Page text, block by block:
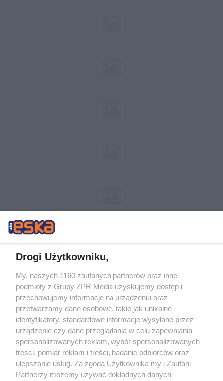
Żaden utwór zamieszczony w serwisie nie może być powielany i
rozpowszechniany lub dalej rozpowszechniany w jakikolwiek sposób (w
tym także elektroniczny lub mechaniczny) na jakimkolwiek polu
eksploatacji w jakiejkolwiek formie, włącznie z umieszczaniem w
Internecie bez pisemnej zgody właściciela praw. Jakiekolwiek użycie lub
wykorzystanie utworów w całości lub w części z naruszeniem prawa,
tzn. bez właściwej zgody, jest zabronione pod groźbą kary i może być
ścigane prawnie.
Drogi Użytkowniku,
My, naszych 1160 zaufanych partnerów oraz inne
podmioty z Grupy ZPR Media uzyskujemy dostęp i
przechowujemy informacje na urządzeniu oraz
przetwarzamy dane osobowe, takie jak unikalne
identyfikatory, standardowe informacje wysyłane przez
urządzenie czy dane przeglądania w celu zapewniania
spersonalizowanych reklam, wybór spersonalizowanych
treści, pomiar reklam i treści, badanie odbiorców oraz
ulepszanie usług. Za zgodą Użytkownika my i Zaufani
Partnerzy możemy używać dokładnych danych